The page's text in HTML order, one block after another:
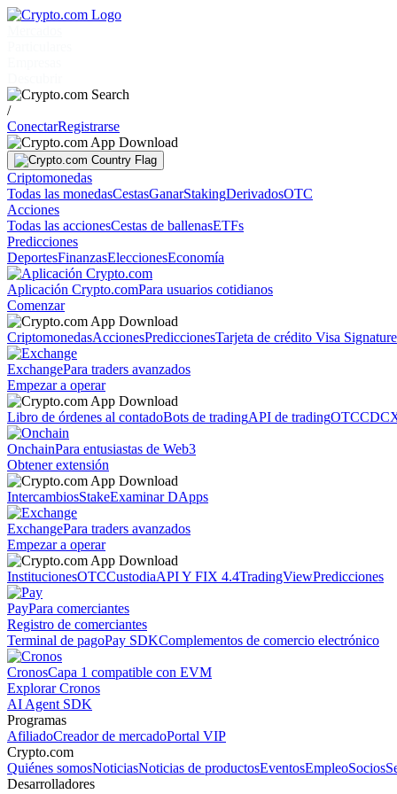
/
ConectarRegistrarse
Criptomonedas
Todas las monedasCestasGanarStakingDerivadosOTC
Acciones
Todas las accionesCestas de ballenasETFs
Predicciones
DeportesFinanzasEleccionesEconomía
Aplicación Crypto.comPara usuarios cotidianos
Comenzar
CriptomonedasAccionesPrediccionesTarjeta de crédito Visa
ExchangePara traders avanzados
Empezar a operar
Libro de órdenes al contadoBots de tradingAPI de tradingOTC
OnchainPara entusiastas de Web3
Obtener extensión
IntercambiosStakeExaminar DApps
ExchangePara traders avanzados
Empezar a operar
InstitucionesOTCCustodiaAPI Y FIX 4.4TradingViewPredicciones
PayPara comerciantes
Registro de comerciantes
Terminal de pagoPay SDKComplementos de comercio electrónico
CronosCapa 1 compatible con EVM
Explorar Cronos
AI Agent SDK
Programas
AfiliadoCreador de mercadoPortal VIP
Crypto.com
Quiénes somosNoticiasNoticias de productosEventosEmpleoSocios
Desarrolladores